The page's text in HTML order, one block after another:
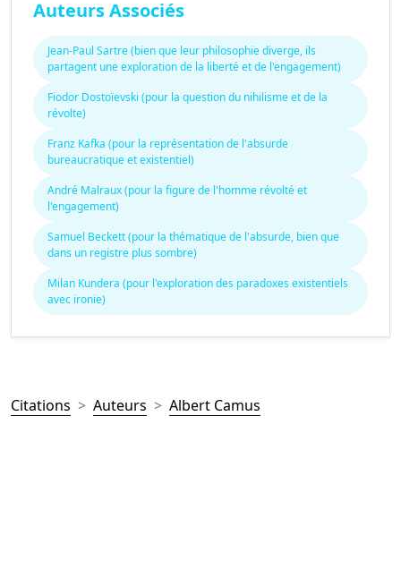
Auteurs Associés
Jean-Paul Sartre (bien que leur philosophie diverge, ils
partagent une exploration de la liberté et de l'engagement)
Fiodor Dostoïevski (pour la question du nihilisme et de la
révolte)
Franz Kafka (pour la représentation de l'absurde
bureaucratique et existentiel)
André Malraux (pour la figure de l'homme révolté et
l'engagement)
Samuel Beckett (pour la thématique de l'absurde, bien que
dans un registre plus sombre)
Milan Kundera (pour l'exploration des paradoxes existentiels
avec ironie)
Citations Auteurs Albert Camus